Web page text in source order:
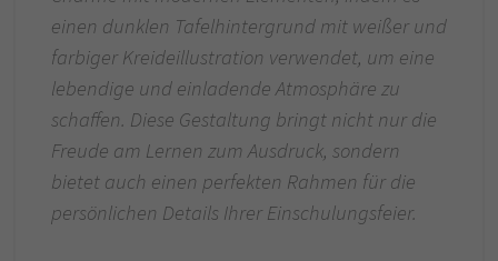
einen dunklen Tafelhintergrund mit weißer und
farbiger Kreideillustration verwendet, um eine
lebendige und einladende Atmosphäre zu
schaffen. Diese Gestaltung bringt nicht nur die
Freude am Lernen zum Ausdruck, sondern
bietet auch einen perfekten Rahmen für die
persönlichen Details Ihrer Einschulungsfeier.